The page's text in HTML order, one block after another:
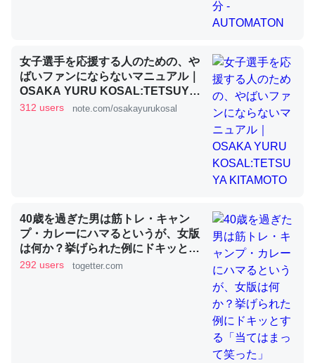
─ニュース :: 【研究発表】昆虫学の大問題＝「昆虫はなぜ海にいな
これを元に考えるとカルシウムを大量に使う脊椎動物と貝
類は苦労してるんだな…。腹足類だと殻を無くしてナメク
─ニュース :: 【研究発表】昆虫学の大問題＝「昆虫はなぜ海にいな
ウチもEchoを実家に置いて４年。でたまに覗いてる。ぼ
ちぼちRingも置こうかと画策中。あと、Googleマップで
位置情報を共有してる。電池残量や充電中かが分かるので
─たまにLINEするくらいだった遠方の父67歳と僕。ITツール導入で
コミュニケーションが劇的に変化した｜tayorini by LIFULL介護
女子選手を応援する人のための、や
ばいファンにならないマニュアル｜
OSAKA YURU KOSAL:TETSUYA
KITAMOTO
312 users note.com/osakayurukosal
40歳を過ぎた男は筋トレ・キャン
プ・カレーにハマるというが、女版
は何か？挙げられた例にドキッとす
る「当てはまって笑った」
292 users togetter.com